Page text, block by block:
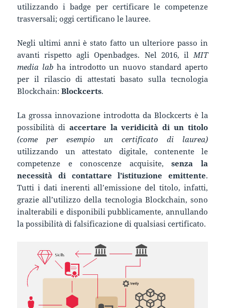
utilizzando i badge per certificare le competenze
trasversali; oggi certificano le lauree.
Negli ultimi anni è stato fatto un ulteriore passo in
avanti rispetto agli Openbadges. Nel 2016, il MIT
media lab ha introdotto un nuovo standard aperto
per il rilascio di attestati basato sulla tecnologia
Blockchain: Blockcerts.
La grossa innovazione introdotta da Blockcerts è la
possibilità di accertare la veridicità di un titolo
(come per esempio un certificato di laurea)
utilizzando un attestato digitale, contenente le
competenze e conoscenze acquisite,senza la
necessità di contattare l’istituzione emittente.
Tutti i dati inerenti all’emissione del titolo, infatti,
grazie all’utilizzo della tecnologia Blockchain, sono
inalterabili e disponibili pubblicamente, annullando
la possibilità di falsificazione di qualsiasi certificato.